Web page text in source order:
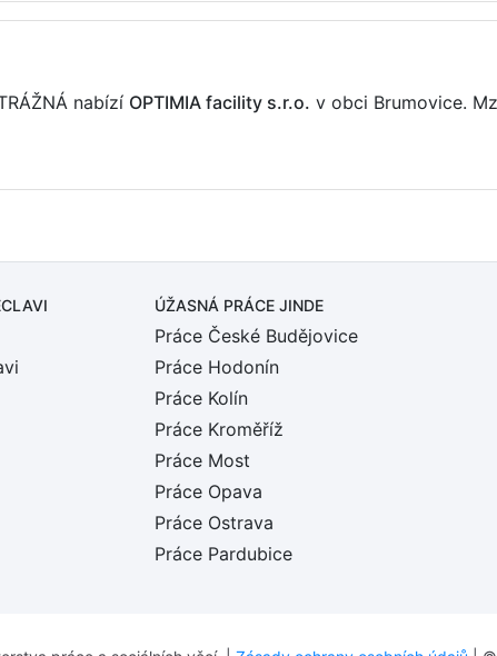
nabízí OPTIMIA facility s.r.o. v obci Brumovice.
ÚŽASNÁ PRÁCE JINDE
Práce České Budějovice
Práce Hodonín
Práce Kolín
Práce Kroměříž
Práce Most
Práce Opava
Práce Ostrava
Práce Pardubice